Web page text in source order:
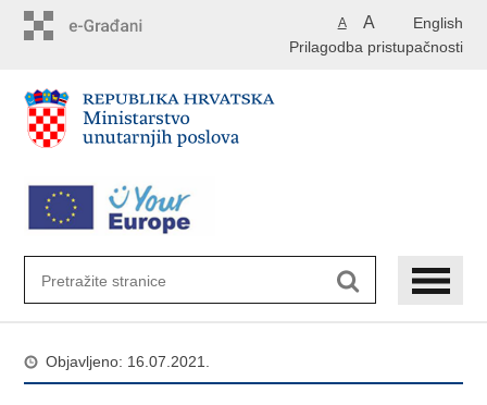
English
A A
Prilagodba pristupačnosti
Objavljeno: 16.07.2021.